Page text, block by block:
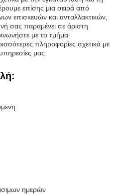
επίσης μια σειρά από
επισκευών και ανταλλακτικών,
σας παραμένει σε άριστη
με το τμήμα
πληροφορίες σχετικά με
μας.
ημερών